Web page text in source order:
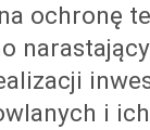
ochronę
i